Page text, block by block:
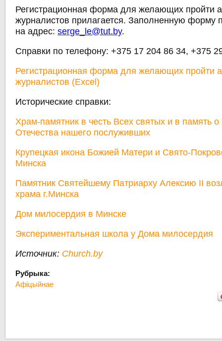
Регистрационная форма для желающих пройти
журналистов прилагается. Заполненную форму
на адрес:serge_le@tut.by.
Справки по телефону: +375 17 204 86 34, +375
Регистрационная форма для желающих пройти
журналистов (Excel)
Исторические справки:
Храм-памятник в честь Всех святых и в память
Отечества нашего послуживших
Крупецкая икона Божией Матери и Свято-
Минска
Памятник Святейшему Патриарху Алексию II
храма г.Минска
Дом милосердия в Минске
Экспериментальная школа у Дома милосердия
Источник: Church.by
Рубрыка:
Афіцыйнае